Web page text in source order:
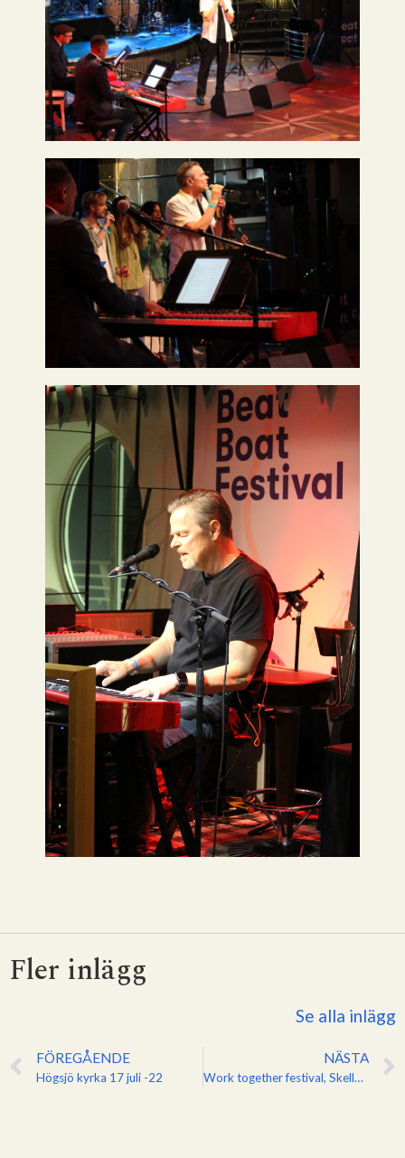
Fler inlägg
Se alla inlägg
FÖREGÅENDE
Högsjö kyrka 17 juli -22
NÄSTA
Work together festival, Skellefteå 2023